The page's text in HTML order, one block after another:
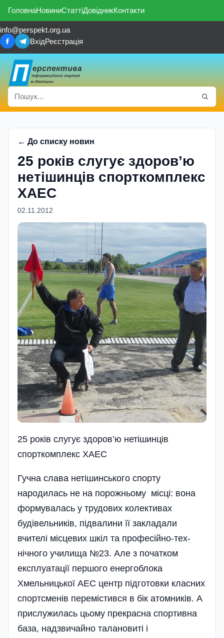
ГоловнаНовиниСтаттіДовідникКонтакти
info@perspekt.org.ua
ВхідРеєстрація
← До списку новин
25 років слугує здоров’ю
нетішинців спорткомплекс
ХАЕС
02.11.2012
25 років слугує здоров’ю нетішинців
спорткомплекс ХАЕС
Гучна слава нетішинського спорту
народилась не на порож­ньому місці: вона
формувалась у трудових колективах
будівельників, підвалини її закладали
вчителі місцевих шкіл та професійно-тех­
нічного училища №23. Але з початком
експлуатації першого енерго­блока
Хмельницької АЕС центр підготовки класних
спортсменів перемістився в бік атомників. А
прислужилась цьому прекрасна спортивна
база, надзвичайно талановиті і